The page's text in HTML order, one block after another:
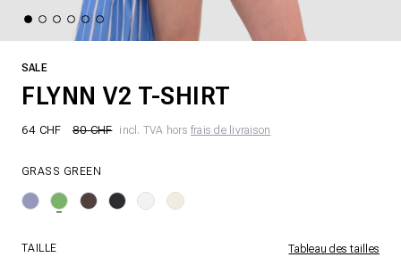
SALE
FLYNN V2 T-SHIRT
64 CHF 80 CHF incl. TVA hors frais de livraison
GRASS GREEN
TAILLE Tableau des tailles